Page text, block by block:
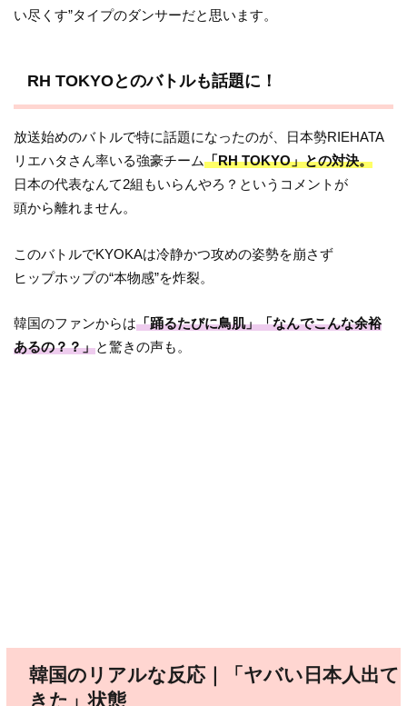
い尽くす”タイプのダンサーだと思います。
RH TOKYOとのバトルも話題に！
放送始めのバトルで特に話題になったのが、日本勢RIEHATA
リエハタさん率いる強豪チーム「RH TOKYO」との対決。
日本の代表なんて2組もいらんやろ？というコメントが
頭から離れません。
このバトルでKYOKAは冷静かつ攻めの姿勢を崩さず
ヒップホップの“本物感”を炸裂。
韓国のファンからは「踊るたびに鳥肌」「なんでこんな余裕
あるの？？」と驚きの声も。
韓国のリアルな反応｜「ヤバい日本人出て
きた」状態